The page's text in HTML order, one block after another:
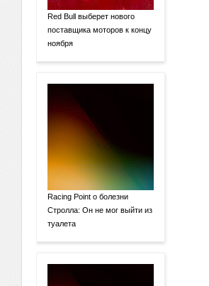
Red Bull выберет нового
поставщика моторов к концу
ноября
Racing Point о болезни
Стролла: Он не мог выйти из
туалета